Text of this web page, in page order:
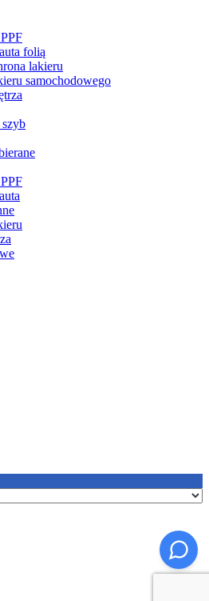
folią
lakieru
samochodowego